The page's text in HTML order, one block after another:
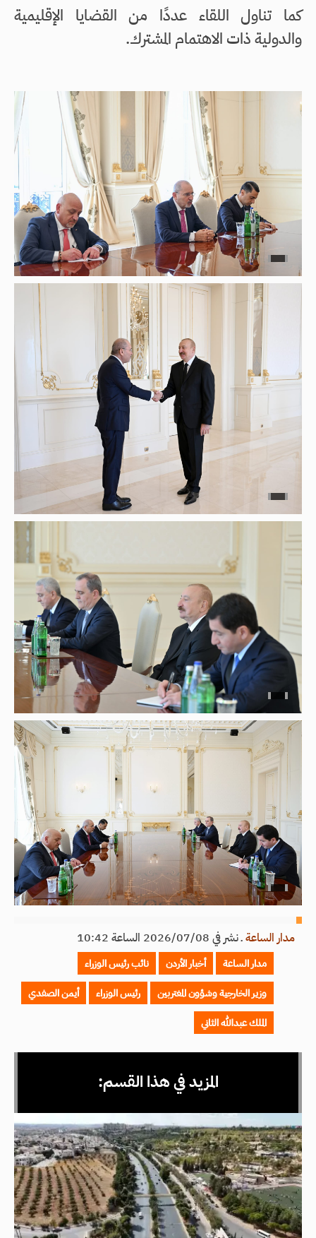
كما تناول اللقاء عددًا من القضايا الإقليمية
والدولية ذات الاهتمام المشترك.
مدار الساعةـنشر في 2026/07/08 الساعة 10:42
مدار الساعة أخبار الأردن
نائب رئيس الوزراء
وزير الخارجية وشؤون المغتربين
رئيس الوزراء
أيمن الصفدي
الملك عبدالله الثاني
المزيد في هذا القسم: